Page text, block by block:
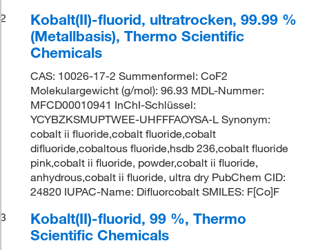
2
Kobalt(II)-fluorid, ultratrocken, 99.99 %
(Metallbasis), Thermo Scientific
Chemicals
CAS: 10026-17-2 Summenformel: CoF2
Molekulargewicht (g/mol): 96.93 MDL-Nummer:
MFCD00010941 InChI-Schlüssel:
YCYBZKSMUPTWEE-UHFFFAOYSA-L Synonym:
cobalt ii fluoride,cobalt fluoride,cobalt
difluoride,cobaltous fluoride,hsdb 236,cobalt fluoride
pink,cobalt ii fluoride, powder,cobalt ii fluoride,
anhydrous,cobalt ii fluoride, ultra dry PubChem CID:
24820 IUPAC-Name: Difluorcobalt SMILES: F[Co]F
3
Kobalt(II)-fluorid, 99 %, Thermo
Scientific Chemicals